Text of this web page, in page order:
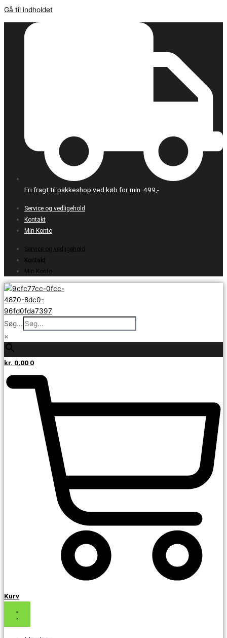
Gå til indholdet
Fri fragt til pakkeshop ved køb for min. 499,-
Service og vedligehold
Kontakt
Min Konto
Service og vedligehold
Kontakt
Min Konto
Søg...
×
kr. 0,00 0
Kurv